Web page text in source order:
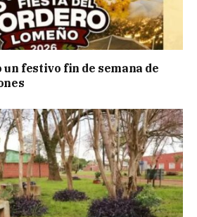
festivo fin de semana de